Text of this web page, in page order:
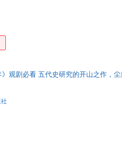
》观剧必看 五代史研究的开山之作，